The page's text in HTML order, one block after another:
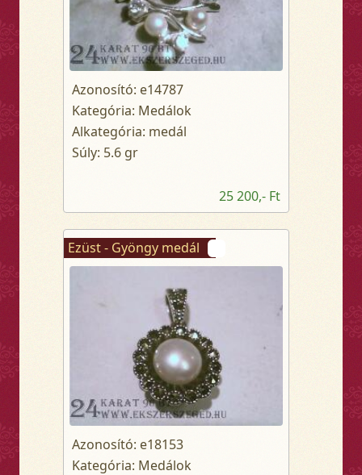
Azonosító: e14787
Kategória: Medálok
Alkategória: medál
Súly: 5.6 gr
25 200,- Ft
Ezüst - Gyöngy medál
Azonosító: e18153
Kategória: Medálok